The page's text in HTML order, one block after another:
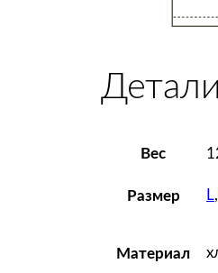
Детали
Вес
Размер L,
Материал